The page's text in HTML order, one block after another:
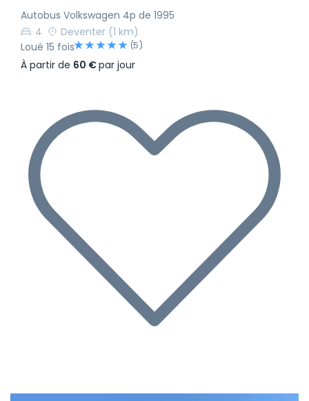
Autobus Volkswagen 4p de 1995
4
Deventer (1 km)
Loué 15 fois
(5)
À partir de 60 €par jour